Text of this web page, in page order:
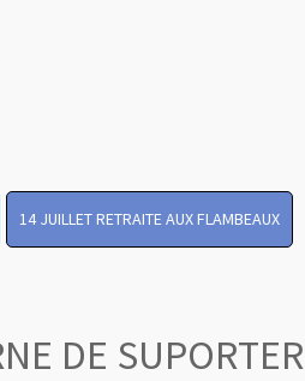
14 JUILLET RETRAITE AUX FLAMBEAUX
DE SUPORTER